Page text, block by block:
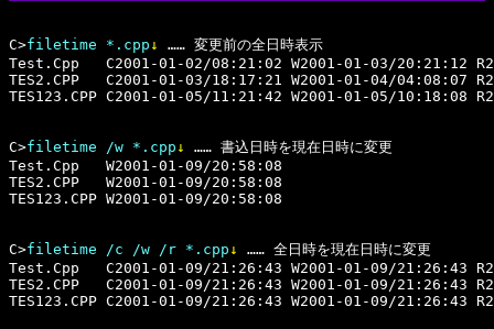
C>filetime *.cpp ↓
…… 変更前の全日時表示
Test.Cpp   C2001-01-02/08:21:02 W2001-01-03/20:21:12
TES2.CPP   C2001-01-03/18:17:21 W2001-01-04/04:08:07
TES123.CPP C2001-01-05/11:21:42 W2001-01-05/10:18:08
C>filetime /w *.cpp ↓
…… 書込日時を現在日時に変更
Test.Cpp   W2001-01-09/20:58:08
TES2.CPP   W2001-01-09/20:58:08
TES123.CPP W2001-01-09/20:58:08
C>filetime /c /w /r *.cpp ↓
…… 全日時を現在日時に変更
Test.Cpp   C2001-01-09/21:26:43 W2001-01-09/21:26:43
TES2.CPP   C2001-01-09/21:26:43 W2001-01-09/21:26:43